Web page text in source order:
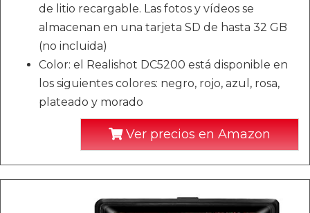
de litio recargable. Las fotos y vídeos se
almacenan en una tarjeta SD de hasta 32 GB
(no incluida)
Color: el Realishot DC5200 está disponible en
los siguientes colores: negro, rojo, azul, rosa,
plateado y morado
Ver precios en Amazon